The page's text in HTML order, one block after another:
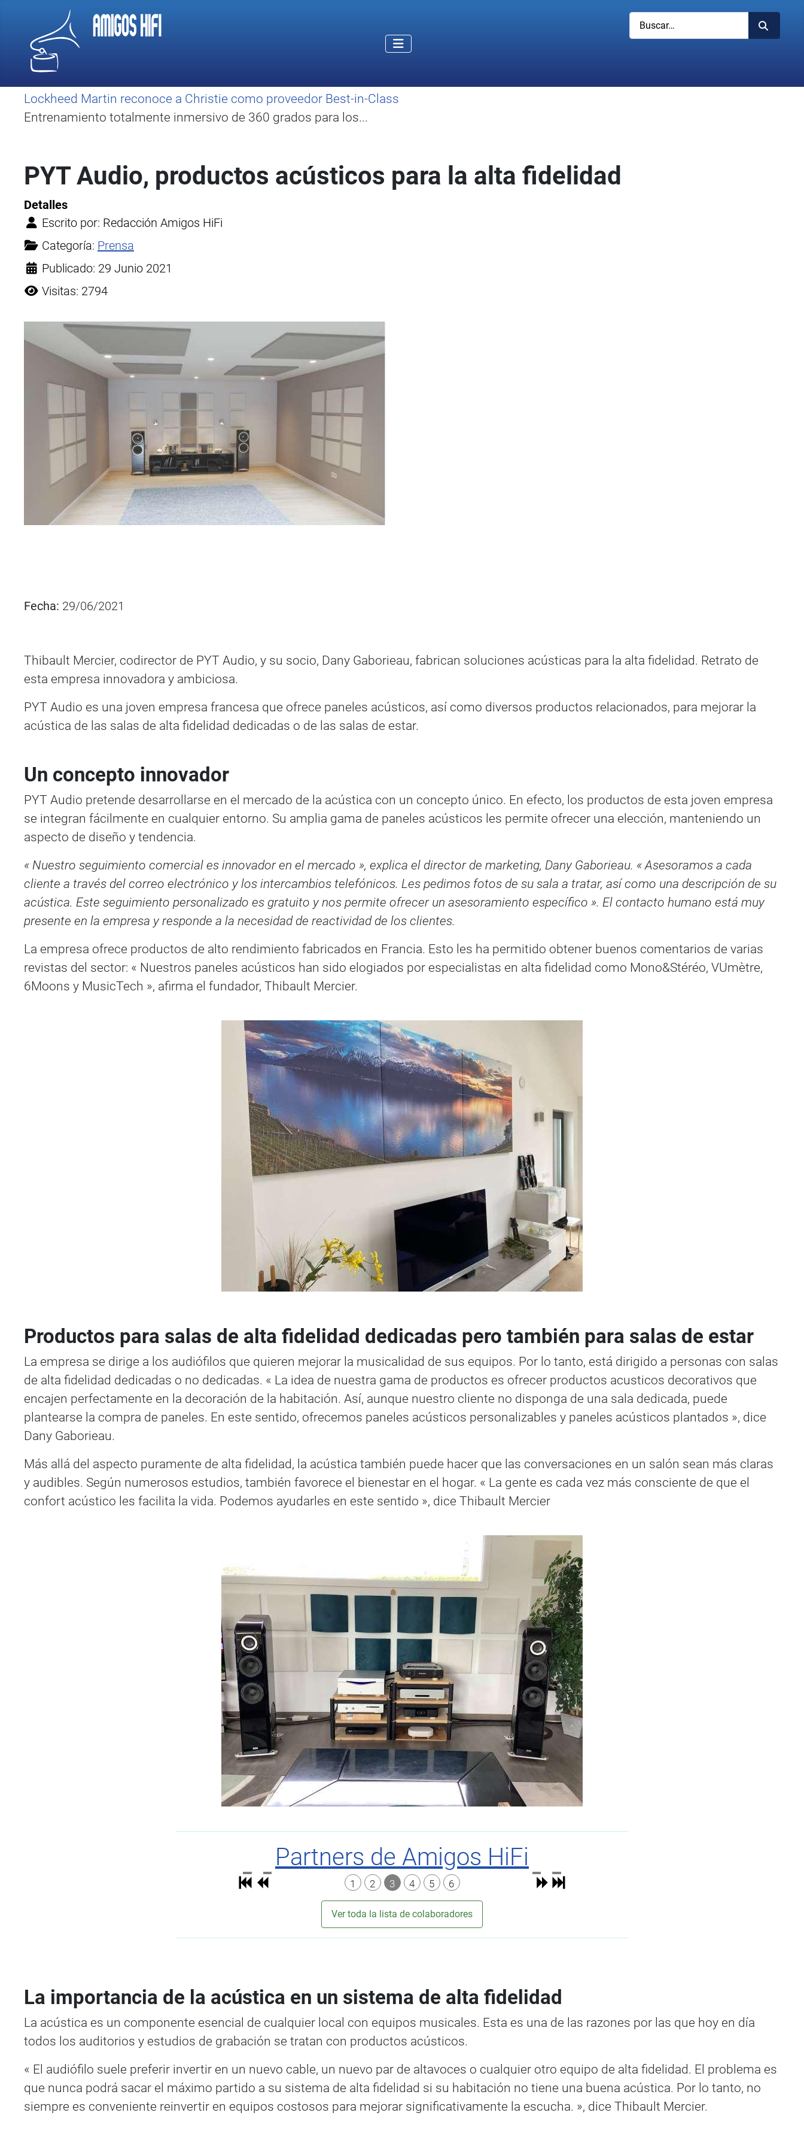
Buscar
Lockheed Martin reconoce a Christie como proveedor Best-in-Class
Entrenamiento totalmente inmersivo de 360 grados para los...
PYT Audio, productos acústicos para la alta fidelidad
Detalles
Escrito por: Redacción Amigos HiFi
Categoría: Prensa
Publicado: 29 Junio 2021
Visitas: 2794
Fecha: 29/06/2021
Thibault Mercier, codirector de PYT Audio, y su socio, Dany Gaborieau, fabrican soluciones acústicas para la alta fidelidad. Retrato de
esta empresa innovadora y ambiciosa.
PYT Audio es una joven empresa francesa que ofrece paneles acústicos, así como diversos productos relacionados, para mejorar la
acústica de las salas de alta fidelidad dedicadas o de las salas de estar.
Un concepto innovador
PYT Audio pretende desarrollarse en el mercado de la acústica con un concepto único. En efecto, los productos de esta joven empresa
se integran fácilmente en cualquier entorno. Su amplia gama de paneles acústicos les permite ofrecer una elección, manteniendo un
aspecto de diseño y tendencia.
« Nuestro seguimiento comercial es innovador en el mercado », explica el director de marketing, Dany Gaborieau. « Asesoramos a cada
cliente a través del correo electrónico y los intercambios telefónicos. Les pedimos fotos de su sala a tratar, así como una descripción de su
acústica. Este seguimiento personalizado es gratuito y nos permite ofrecer un asesoramiento específico ». El contacto humano está muy
presente en la empresa y responde a la necesidad de reactividad de los clientes.
La empresa ofrece productos de alto rendimiento fabricados en Francia. Esto les ha permitido obtener buenos comentarios de varias
revistas del sector: « Nuestros paneles acústicos han sido elogiados por especialistas en alta fidelidad como Mono&Stéréo, VUmètre,
6Moons y MusicTech », afirma el fundador, Thibault Mercier.
Productos para salas de alta fidelidad dedicadas pero también para salas de estar
La empresa se dirige a los audiófilos que quieren mejorar la musicalidad de sus equipos. Por lo tanto, está dirigido a personas con salas
de alta fidelidad dedicadas o no dedicadas. « La idea de nuestra gama de productos es ofrecer productos acusticos decorativos que
encajen perfectamente en la decoración de la habitación. Así, aunque nuestro cliente no disponga de una sala dedicada, puede
plantearse la compra de paneles. En este sentido, ofrecemos paneles acústicos personalizables y paneles acústicos plantados », dice
Dany Gaborieau.
Más allá del aspecto puramente de alta fidelidad, la acústica también puede hacer que las conversaciones en un salón sean más claras
y audibles. Según numerosos estudios, también favorece el bienestar en el hogar. « La gente es cada vez más consciente de que el
confort acústico les facilita la vida. Podemos ayudarles en este sentido », dice Thibault Mercier
Partners de Amigos HiFi
1 2 3 4 5 6
Ver toda la lista de colaboradores
La importancia de la acústica en un sistema de alta fidelidad
La acústica es un componente esencial de cualquier local con equipos musicales. Esta es una de las razones por las que hoy en día
todos los auditorios y estudios de grabación se tratan con productos acústicos.
« El audiófilo suele preferir invertir en un nuevo cable, un nuevo par de altavoces o cualquier otro equipo de alta fidelidad. El problema es
que nunca podrá sacar el máximo partido a su sistema de alta fidelidad si su habitación no tiene una buena acústica. Por lo tanto, no
siempre es conveniente reinvertir en equipos costosos para mejorar significativamente la escucha. », dice Thibault Mercier.